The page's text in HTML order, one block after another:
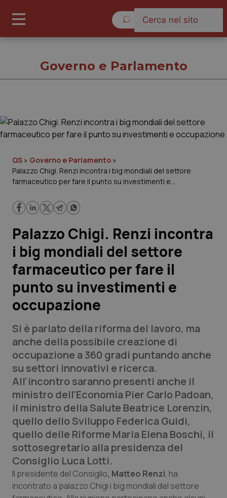
Governo e Parlamento
Regioni e Asl
Lavoro e Professioni
Scienza e Farmaci
Studi e Analisi
Lettere al direttore
Edizioni Regionali
QS Pro
Professionisti Sanitari.AI
Abruzzo
Basilicata
Calabria
Campania
QS Pro Gold
Artrite & artrosi
Asma & BPCO
Car-T
QS Club Newsletter
Governo e Parlamento
QS » Governo e Parlamento »
Palazzo Chigi. Renzi incontra i big mondiali del settore
farmaceutico per fare il punto su investimenti e
Palazzo Chigi. Renzi incontra
i big mondiali del settore
farmaceutico per fare il
punto su investimenti e
occupazione
Si è parlato della riforma del lavoro, ma
anche della possibile creazione di
occupazione a 360 gradi puntando anche
su settori innovativi e ricerca.
All'incontro saranno presenti anche il
ministro dell'Economia Pier Carlo Padoan,
il ministro della Salute Beatrice Lorenzin,
quello dello Sviluppo Federica Guidi,
quello delle Riforme Maria Elena Boschi, il
sottosegretario alla presidenza del
Consiglio Luca Lotti.
Il presidente del Consiglio, Matteo Renzi, ha
incontrato a palazzo Chigi i big mondiali del settore